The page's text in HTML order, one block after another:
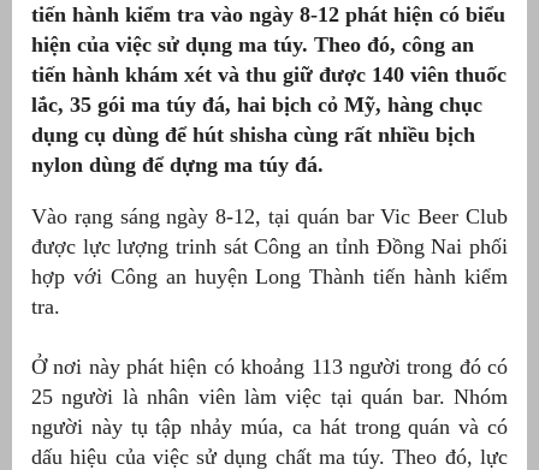
tiến hành kiểm tra vào ngày 8-12 phát hiện có biểu
hiện của việc sử dụng ma túy. Theo đó, công an
tiến hành khám xét và thu giữ được 140 viên thuốc
lắc, 35 gói ma túy đá, hai bịch cỏ Mỹ, hàng chục
dụng cụ dùng để hút shisha cùng rất nhiều bịch
nylon dùng để dựng ma túy đá.
Vào rạng sáng ngày 8-12, tại quán bar Vic Beer Club
được lực lượng trinh sát Công an tỉnh Đồng Nai phối
hợp với Công an huyện Long Thành tiến hành kiểm
tra.
Ở nơi này phát hiện có khoảng 113 người trong đó có
25 người là nhân viên làm việc tại quán bar. Nhóm
người này tụ tập nhảy múa, ca hát trong quán và có
dấu hiệu của việc sử dụng chất ma túy. Theo đó, lực